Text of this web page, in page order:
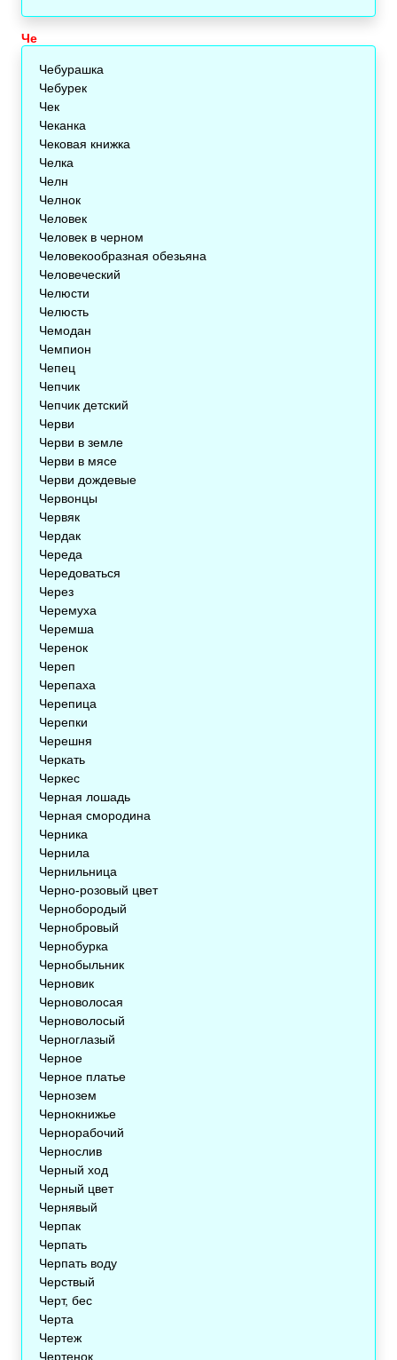
Че
Чебурашка
Чебурек
Чек
Чеканка
Чековая книжка
Челка
Челн
Челнок
Человек
Человек в черном
Человекообразная обезьяна
Человеческий
Челюсти
Челюсть
Чемодан
Чемпион
Чепец
Чепчик
Чепчик детский
Черви
Черви в земле
Черви в мясе
Черви дождевые
Червонцы
Червяк
Чердак
Череда
Чередоваться
Через
Черемуха
Черемша
Черенок
Череп
Черепаха
Черепица
Черепки
Черешня
Черкать
Черкес
Черная лошадь
Черная смородина
Черника
Чернила
Чернильница
Черно-розовый цвет
Чернобородый
Чернобровый
Чернобурка
Чернобыльник
Черновик
Черноволосая
Черноволосый
Черноглазый
Черное
Черное платье
Чернозем
Чернокнижье
Чернорабочий
Чернослив
Черный ход
Черный цвет
Чернявый
Черпак
Черпать
Черпать воду
Черствый
Черт, бес
Черта
Чертеж
Чертенок